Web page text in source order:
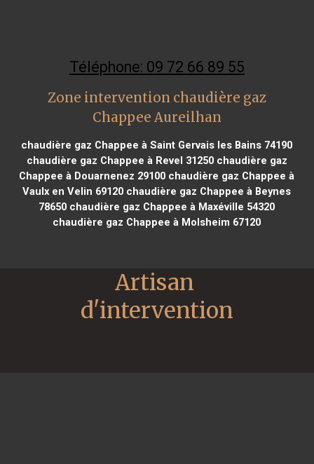
Téléphone: 09 72 66 89 55
Zone intervention chaudière gaz
Chappee Aureilhan
chaudière gaz Chappee à Saint Gervais les Bains 74190
chaudière gaz Chappee à Revel 31250chaudière gaz
Chappee à Douarnenez 29100 chaudière gaz Chappee à
Vaulx en Velin 69120 chaudière gaz Chappee à Beynes
78650 chaudière gaz Chappee à Maxéville 54320
chaudière gaz Chappee à Molsheim 67120
Artisan
d'intervention